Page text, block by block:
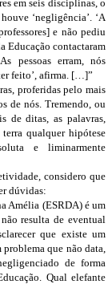
em seis disciplinas, o
‘negligência’. ‘A
e não pediu
Educação contactaram
pessoas erram, nós
feito’, afirma. […]”
proferidas pelo mais
de nós. Tremendo, ou
de ditas, as palavras,
qualquer hipótese
e liminarmente
considero que
dúvidas:
Amélia (ESRDA) é um
resulta de eventual
que existe um
que não data,
de forma
Qual elefante